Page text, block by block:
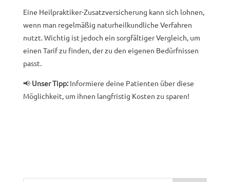
Eine Heilpraktiker-Zusatzversicherung kann sich lohnen,
wenn man regelmäßig naturheilkundliche Verfahren
nutzt. Wichtig ist jedoch ein sorgfältiger Vergleich, um
einen Tarif zu finden, der zu den eigenen Bedürfnissen
passt.
📢 Unser Tipp:Informiere deine Patienten über diese
Möglichkeit, um ihnen langfristig Kosten zu sparen!